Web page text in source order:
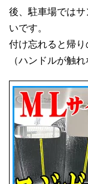
後、駐車場では
いです。
付け忘れると帰り
（ハンドルが触